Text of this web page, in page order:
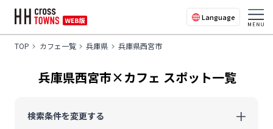
Language
TOP カフェ一覧 兵庫県 兵庫県西宮市
兵庫県西宮市×カフェ スポット一覧
検索条件を変更する